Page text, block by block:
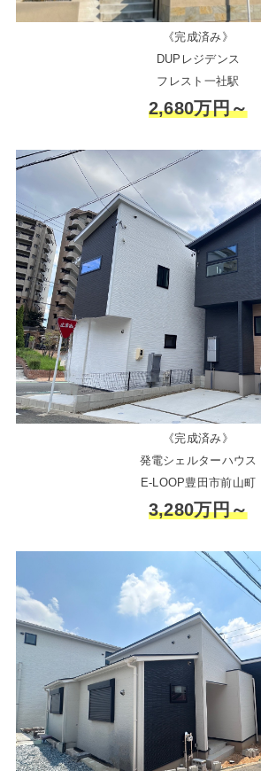
《完成済み》
DUPレジデンス
フレスト一社駅
2,680万円～
《完成済み》
発電シェルターハウス
E-LOOP豊田市前山町
3,280万円～